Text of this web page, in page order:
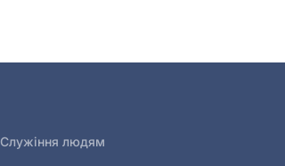
Служіння людям